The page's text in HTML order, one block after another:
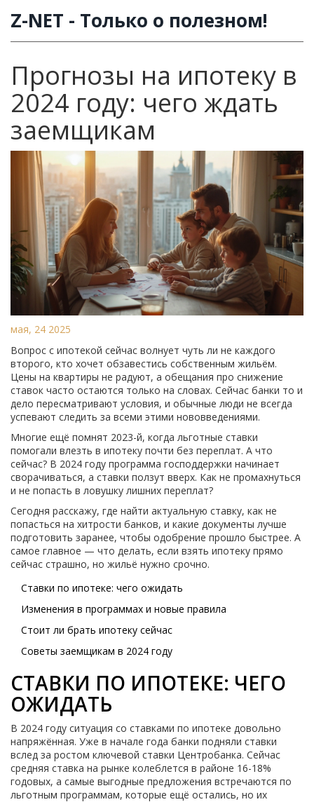
Z-NET - Только о полезном!
Прогнозы на ипотеку в
2024 году: чего ждать
заемщикам
мая, 24 2025
Вопрос с ипотекой сейчас волнует чуть ли не каждого
второго, кто хочет обзавестись собственным жильём.
Цены на квартиры не радуют, а обещания про снижение
ставок часто остаются только на словах. Сейчас банки то и
дело пересматривают условия, и обычные люди не всегда
успевают следить за всеми этими нововведениями.
Многие ещё помнят 2023-й, когда льготные ставки
помогали влезть в ипотеку почти без переплат. А что
сейчас? В 2024 году программа господдержки начинает
сворачиваться, а ставки ползут вверх. Как не промахнуться
и не попасть в ловушку лишних переплат?
Сегодня расскажу, где найти актуальную ставку, как не
попасться на хитрости банков, и какие документы лучше
подготовить заранее, чтобы одобрение прошло быстрее. А
самое главное — что делать, если взять ипотеку прямо
сейчас страшно, но жильё нужно срочно.
Ставки по ипотеке: чего ожидать
Изменения в программах и новые правила
Стоит ли брать ипотеку сейчас
Советы заемщикам в 2024 году
СТАВКИ ПО ИПОТЕКЕ: ЧЕГО
ОЖИДАТЬ
В 2024 году ситуация со ставками по ипотеке довольно
напряжённая. Уже в начале года банки подняли ставки
вслед за ростом ключевой ставки Центробанка. Сейчас
средняя ставка на рынке колеблется в районе 16-18%
годовых, а самые выгодные предложения встречаются по
льготным программам, которые ещё остались, но их